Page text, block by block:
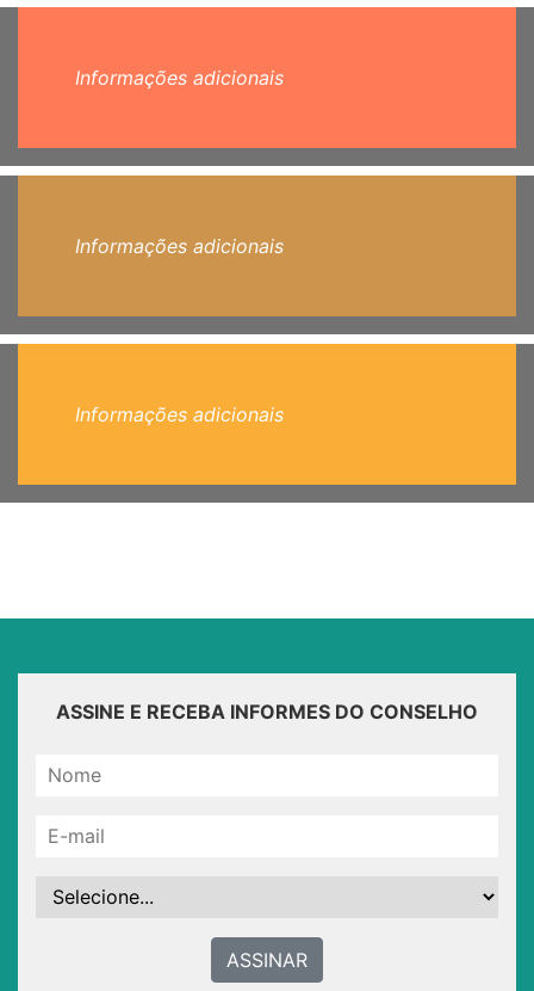
Informações adicionais
Informações adicionais
Informações adicionais
ASSINE E RECEBA INFORMES DO CONSELHO
ASSINAR